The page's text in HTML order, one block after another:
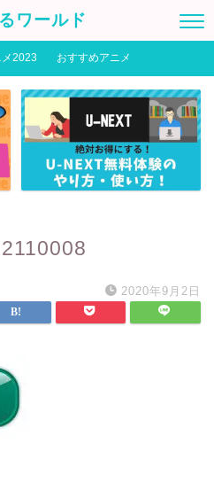
ワールド
2023 おすすめアニメ
2020年9月2日